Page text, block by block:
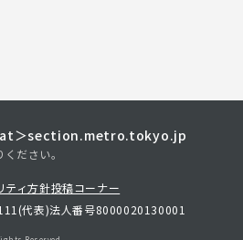
at＞section.metro.tokyo.jp
ださい。
ティ方針投稿コーナー
代表)法人番号8000020130001